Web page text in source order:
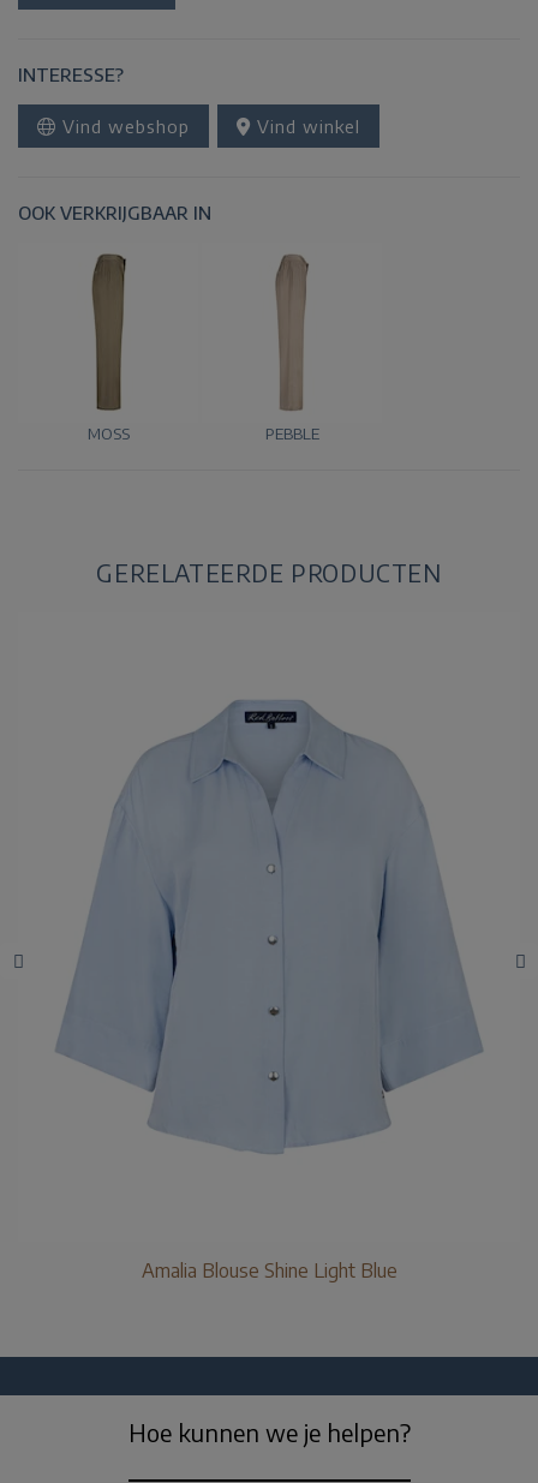
INTERESSE?
Vind webshop Vind winkel
OOK VERKRIJGBAAR IN
MOSS PEBBLE
GERELATEERDE PRODUCTEN
Amalia Blouse Shine Light Blue
Hoe kunnen we je helpen?